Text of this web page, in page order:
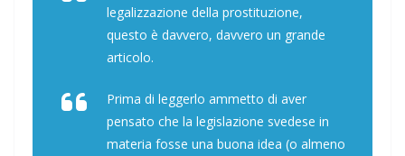
legalizzazione della prostituzione,
questo è davvero, davvero un grande
articolo.
Prima di leggerlo ammetto di aver
pensato che la legislazione svedese in
materia fosse una buona idea (o almeno